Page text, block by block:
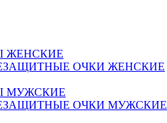
ЖЕНСКИЕ
ОЧКИ ЖЕНСКИЕ
МУЖСКИЕ
ОЧКИ МУЖСКИЕ